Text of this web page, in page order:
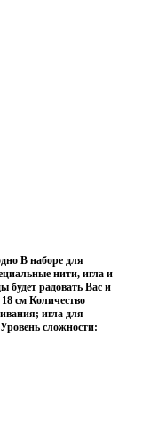
В наборе для
нити, игла и
будет радовать Вас и
см Количество
игла для
сложности: